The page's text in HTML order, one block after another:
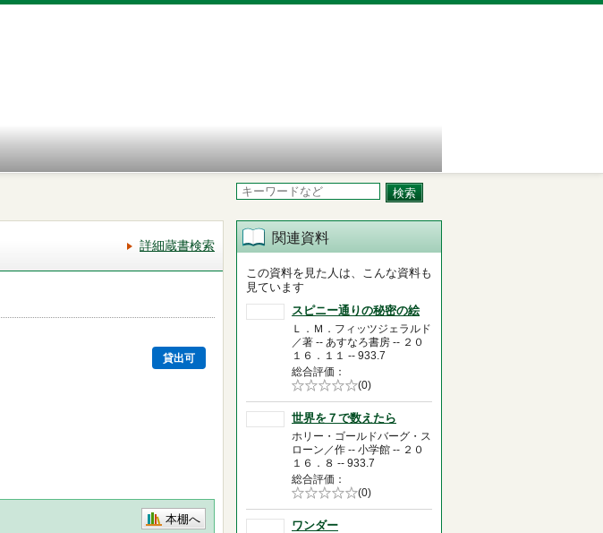
詳細蔵書検索
貸出可
本棚へ
関連資料
この資料を見た人は、こんな資料も
見ています
スピニー通りの秘密の絵
Ｌ．Ｍ．フィッツジェラルド
／著 -- あすなろ書房 -- ２０
１６．１１ -- 933.7
総合評価
5段階評価の
0.0
(0)
世界を７で数えたら
ホリー・ゴールドバーグ・ス
ローン／作 -- 小学館 -- ２０
１６．８ -- 933.7
総合評価
5段階評価の
0.0
(0)
ワンダー